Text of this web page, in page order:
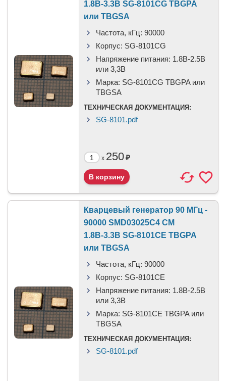
1.8В-3.3В SG-8101CG TBGPA
или TBGSA
Частота, кГц: 90000
Корпус: SG-8101CG
Напряжение питания: 1.8В-2.5B
или 3,3B
Марка: SG-8101CG TBGPA или
TBGSA
ТЕХНИЧЕСКАЯ ДОКУМЕНТАЦИЯ:
SG-8101.pdf
x 250₽
Кварцевый генератор 90 МГц -
90000 SMD03025C4 CM
1.8В-3.3В SG-8101CE TBGPA
или TBGSA
Частота, кГц: 90000
Корпус: SG-8101CE
Напряжение питания: 1.8В-2.5B
или 3,3B
Марка: SG-8101CE TBGPA или
TBGSA
ТЕХНИЧЕСКАЯ ДОКУМЕНТАЦИЯ:
SG-8101.pdf